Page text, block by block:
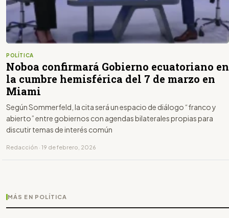
POLÍTICA
Noboa confirmará Gobierno ecuatoriano en
la cumbre hemisférica del 7 de marzo en
Miami
Según Sommerfeld, la cita será un espacio de diálogo “franco y
abierto” entre gobiernos con agendas bilaterales propias para
discutir temas de interés común
Redacción · 19 de febrero, 2026
MÁS EN POLÍTICA